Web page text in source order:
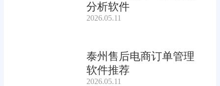
分析软件
2026.05.11
泰州售后电商订单管理
软件推荐
2026.05.11